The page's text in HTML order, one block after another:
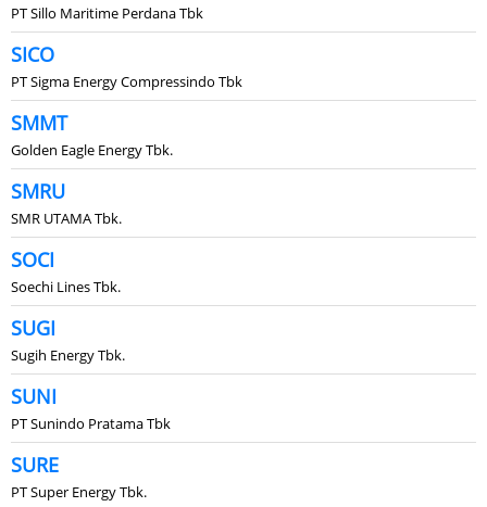
PT Sillo Maritime Perdana Tbk
SICO
PT Sigma Energy Compressindo Tbk
SMMT
Golden Eagle Energy Tbk.
SMRU
SMR UTAMA Tbk.
SOCI
Soechi Lines Tbk.
SUGI
Sugih Energy Tbk.
SUNI
PT Sunindo Pratama Tbk
SURE
PT Super Energy Tbk.